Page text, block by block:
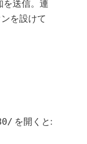
を送信。連
を設けて
を開くと: